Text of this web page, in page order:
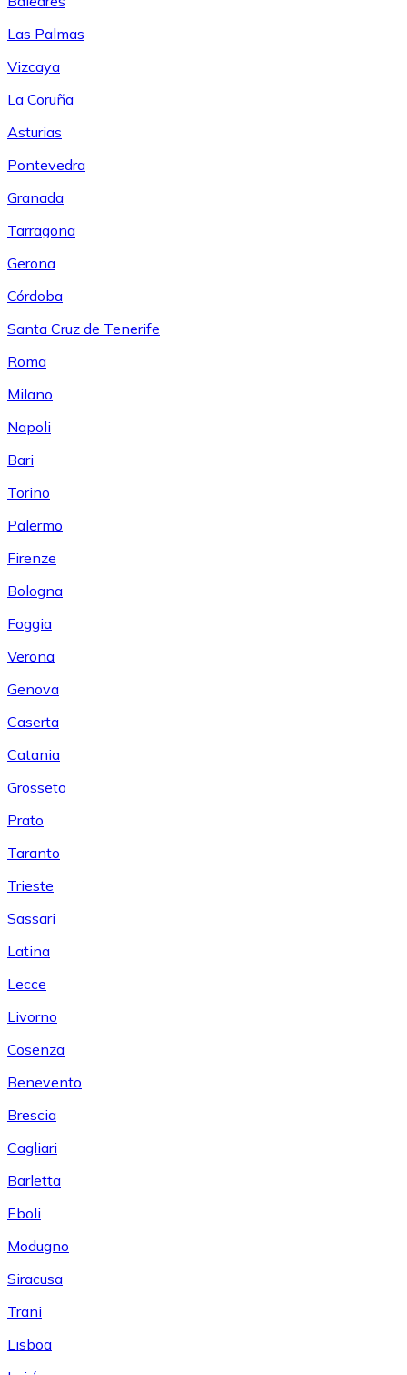
Las Palmas
Vizcaya
La Coruña
Asturias
Pontevedra
Granada
Tarragona
Gerona
Córdoba
Santa Cruz de Tenerife
Roma
Milano
Napoli
Bari
Torino
Palermo
Firenze
Bologna
Foggia
Verona
Genova
Caserta
Catania
Grosseto
Prato
Taranto
Trieste
Sassari
Latina
Lecce
Livorno
Cosenza
Benevento
Brescia
Cagliari
Barletta
Eboli
Modugno
Siracusa
Trani
Lisboa